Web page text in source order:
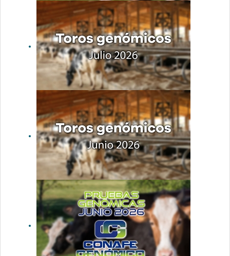
Actualización
pruebas
genómicas
de Hembras
CONAFE julio
2026
con Prueba
Oficial:
Evaluación
genómica
julio 2026
Nuevos toros
genómicos
con Prueba
Oficial:
Evaluación
genómica
junio 2026